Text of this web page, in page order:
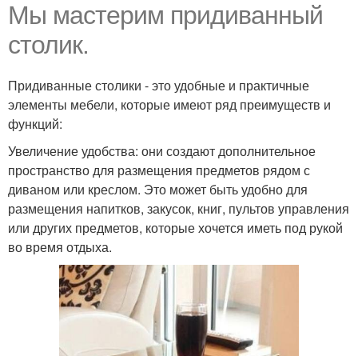
Мы мастерим придиванный
столик.
Придиванные столики - это удобные и практичные
элементы мебели, которые имеют ряд преимуществ и
функций:
Увеличение удобства: они создают дополнительное
пространство для размещения предметов рядом с
диваном или креслом. Это может быть удобно для
размещения напитков, закусок, книг, пультов управления
или других предметов, которые хочется иметь под рукой
во время отдыха.